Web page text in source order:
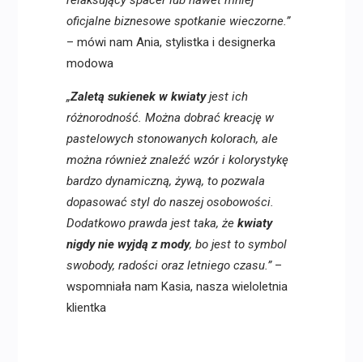
oficjalne biznesowe spotkanie wieczorne.”
– mówi nam Ania, stylistka i designerka
modowa
„Zaletą sukienek w kwiatyjest ich
różnorodność. Można dobrać kreację w
pastelowych stonowanych kolorach, ale
można również znaleźć wzór i kolorystykę
bardzo dynamiczną, żywą, to pozwala
dopasować styl do naszej osobowości.
Dodatkowo prawda jest taka, że kwiaty
nigdy nie wyjdą z mody, bo jest to symbol
swobody, radości oraz letniego czasu.”–
wspomniała nam Kasia, nasza wieloletnia
klientka